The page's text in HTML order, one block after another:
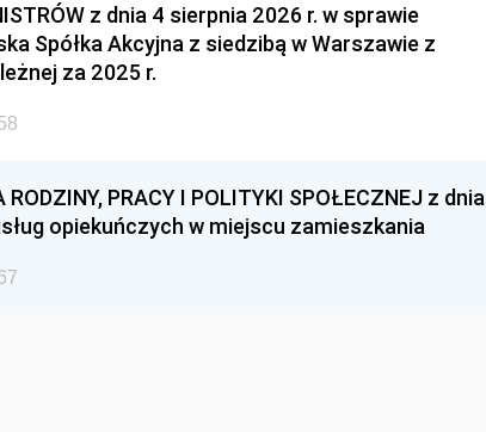
z dnia 4 sierpnia 2026 r. w sprawie
Spółka Akcyjna z siedzibą w Warszawie z
za 2025 r.
PRACY I POLITYKI SPOŁECZNEJ z dnia
opiekuńczych w miejscu zamieszkania